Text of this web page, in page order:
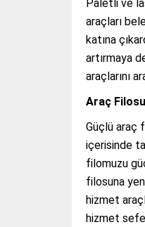
Paletli ve
araçları
katına
artırmaya
araçlarını
Araç
Güçlü araç
içerisinde
filomuzu
filosuna
hizmet
hizmet